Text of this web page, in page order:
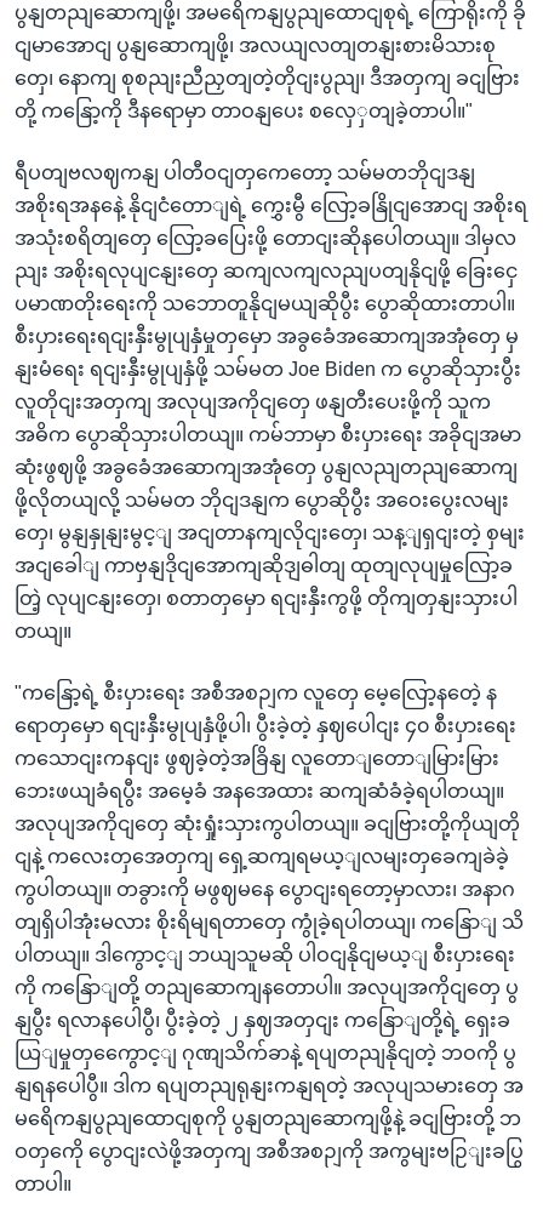
ပွနျတညျဆောကျဖို့၊ အမရေိကနျပွညျထောငျစုရဲ့ ကြောရိုးကို ခို
ငျမာအောငျ ပွနျဆောကျဖို့၊ အလယျလတျတနျးစားမိသားစု
တှေ၊ နောကျ စုစညျးညီညှတျတဲ့တိုငျးပွညျ၊ ဒီအတှကျ ခငျဗြား
တို့ ကနြော့ကို ဒီနရောမှာ တာဝနျပေး စလှေှတျခဲ့တာပါ။"
ရီပတျဗလဈကနျ ပါတီဝငျတှကေတော့ သမ်မတဘိုငျဒနျ
အစိုးရအနနေဲ့ နိုငျငံတောျရဲ့ ကွှေးမွီ လြော့ခနြိုငျအောငျ အစိုးရ
အသုံးစရိတျတှေ လြော့ခပြေးဖို့ တောငျးဆိုနပေါတယျ။ ဒါမှလ
ညျး အစိုးရလုပျငနျးတှေ ဆကျလကျလညျပတျနိုငျဖို့ ခြေးငှေ
ပမာဏတိုးရေးကို သဘောတူနိုငျမယျဆိုပွီး ပွောဆိုထားတာပါ။
စီးပှားရေးရငျးနှီးမွုပျနှံမှုတှမှော အခွခေံအဆောကျအအုံတှေ မှ
နျးမံရေး ရငျးနှီးမွုပျနှံဖို့ သမ်မတ Joe Biden က ပွောဆိုသှားပွီး
လူတိုငျးအတှကျ အလုပျအကိုငျတှေ ဖနျတီးပေးဖို့ကို သူက
အဓိက ပွောဆိုသှားပါတယျ။ ကမ်ဘာမှာ စီးပှားရေး အခိုငျအမာ
ဆုံးဖွဈဖို့ အခွခေံအဆောကျအအုံတှေ ပွနျလညျတညျဆောကျ
ဖို့လိုတယျလို့ သမ်မတ ဘိုငျဒနျက ပွောဆိုပွီး အဝေးပွေးလမျး
တှေ၊ မွနျနှုနျးမွင့ျ အငျတာနကျလိုငျးတှေ၊ သန့ျရှငျးတဲ့ စှမျး
အငျခေါျ ကာဗှနျဒိုငျအောကျဆိုဒျဓါတျ ထုတျလုပျမှုလြော့ခ
တြဲ့ လုပျငနျးတှေ၊ စတာတှမှော ရငျးနှီးကွဖို့ တိုကျတှနျးသှားပါ
တယျ။
"ကနြော့ရဲ့ စီးပှားရေး အစီအစဉျက လူတှေ မေ့လြော့နတေဲ့ န
ရောတှမှော ရငျးနှီးမွုပျနှံဖို့ပါ၊ ပွီးခဲ့တဲ့ နှဈပေါငျး ၄၀ စီးပှားရေး
ကသောငျးကနငျး ဖွဈခဲ့တဲ့အခြိနျ လူတောျတောျမြားမြား
ဘေးဖယျခံရပွီး အမေ့ခံ အနအေထား ဆကျဆံခံခဲ့ရပါတယျ။
အလုပျအကိုငျတှေ ဆုံးရှုံးသှားကွပါတယျ။ ခငျဗြားတို့ကိုယျတို
ငျနဲ့ ကလေးတှအေတှကျ ရှေ့ဆကျရမယ့ျလမျးတှခေကျခဲခဲ့
ကွပါတယျ။ တခွားကို မဖွဈမနေ ပွောငျးရတော့မှာလား၊ အနာဂ
တျရှိပါအုံးမလား စိုးရိမျရတာတှေ ကွုံခဲ့ရပါတယျ၊ ကနြောျ သိ
ပါတယျ။ ဒါကွောင့ျ ဘယျသူမဆို ပါဝငျနိုငျမယ့ျ စီးပှားရေး
ကို ကနြောျတို့ တညျဆောကျနတောပါ။ အလုပျအကိုငျတှေ ပွ
နျပွီး ရလာနပေါပွီ၊ ပွီးခဲ့တဲ့ ၂ နှဈအတှငျး ကနြောျတို့ရဲ့ ရှေးခ
ယြျမှုတှကွေောင့ျ ဂုဏျသိက်ခာနဲ့ ရပျတညျနိုငျတဲ့ ဘဝကို ပွ
နျရနပေါပွီ။ ဒါက ရပျတညျရုနျးကနျရတဲ့ အလုပျသမားတှေ အ
မရေိကနျပွညျထောငျစုကို ပွနျတညျဆောကျဖို့နဲ့ ခငျဗြားတို့ ဘ
ဝတှကေို ပွောငျးလဲဖို့အတှကျ အစီအစဉျကို အကွမျးဗဉြျးခပြွ
တာပါ။